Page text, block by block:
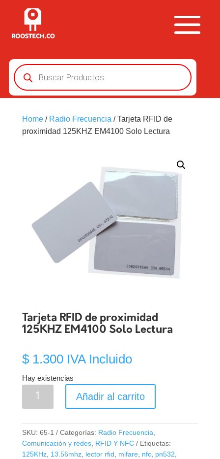
Búsqueda
de
productos
Home/ Radio Frecuencia / Tarjeta RFID de
proximidad 125KHZ EM4100 Solo Lectura
Tarjeta RFID de proximidad
125KHZ EM4100 Solo Lectura
$1.300 IVA Incluido
Hay existencias
Tarjeta
125KHZ
EM4100
Añadir al carrito
SKU: 65-1 Categorías: Radio Frecuencia
Comunicación y redes, RFID Y NFC
Etiquetas:
125KHz, 13.56mhz, lector rfid mifare, nfc, pn532